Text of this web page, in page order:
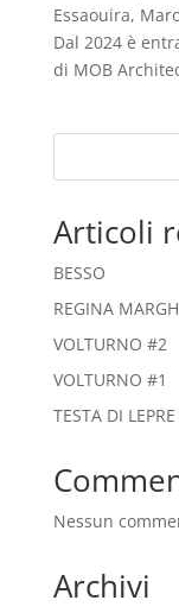
Essaouira,
Dal 2024 è
di MOB
Articoli
BESSO
REGINA
VOLTURNO #2
VOLTURNO #1
TESTA DI LEPRE
Nessun
Archivi